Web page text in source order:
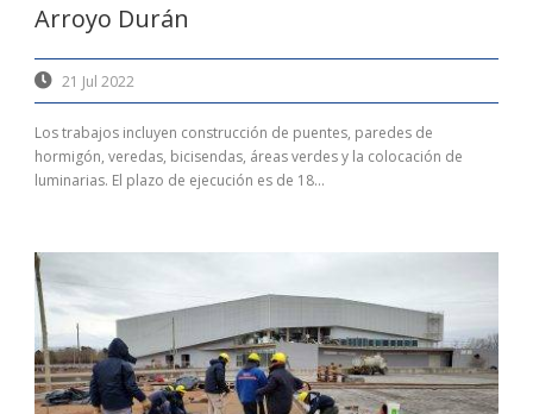
Arroyo Durán
21 Jul 2022
Los trabajos incluyen construcción de puentes, paredes de
hormigón, veredas, bicisendas, áreas verdes y la colocación de
luminarias. El plazo de ejecución es de 18...